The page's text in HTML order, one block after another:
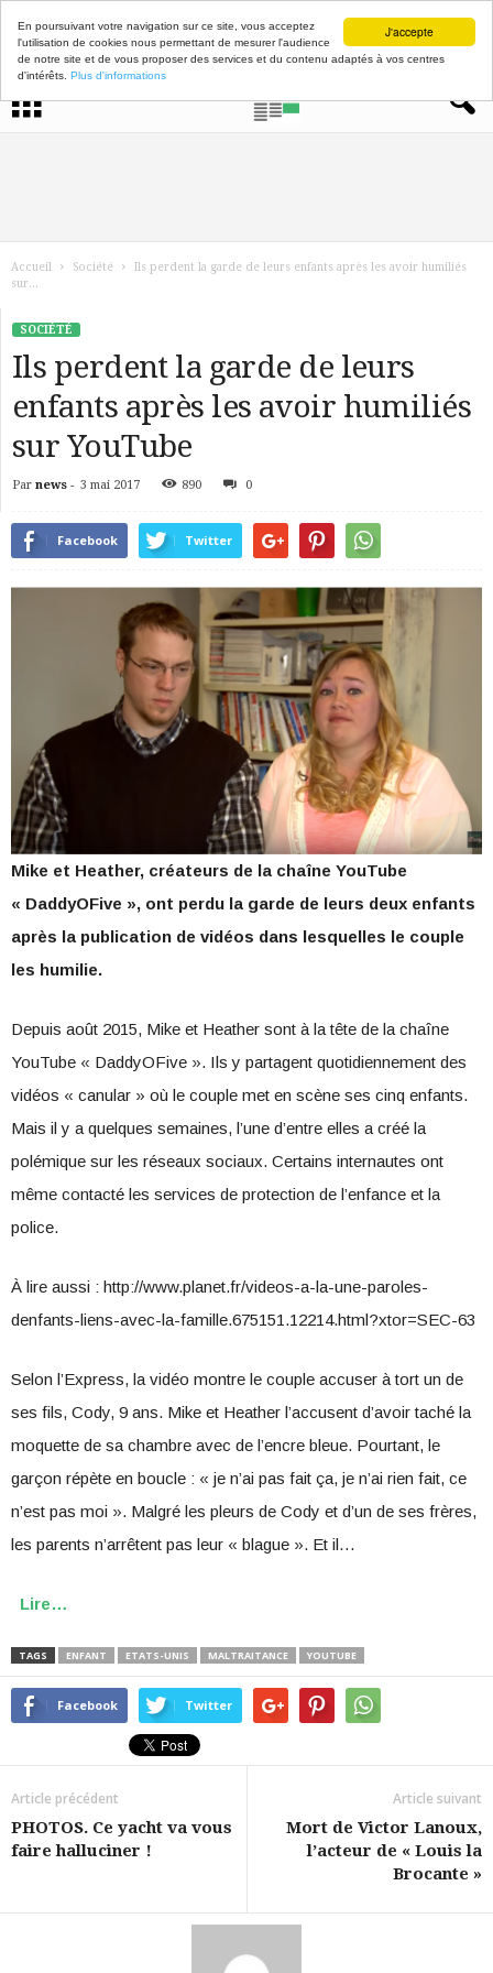
J'accepte
En poursuivant votre navigation sur ce site, vous acceptez
l'utilisation de cookies nous permettant de mesurer l'audience
de notre site et de vous proposer des services et du contenu adaptés à vos centres
d'intérêts. Plus d'informations
Accueil Société
Ils perdent la garde de leurs enfants après les avoir humiliés
sur...
SOCIÉTÉ
Ils perdent la garde de leurs
enfants après les avoir humiliés
sur YouTube
Par news - 3 mai 2017 890 0
Facebook Twitter
Mike et Heather, créateurs de la chaîne YouTube
« DaddyOFive », ont perdu la garde de leurs deux enfants
après la publication de vidéos dans lesquelles le couple
les humilie.
Depuis août 2015, Mike et Heather sont à la tête de la chaîne
YouTube « DaddyOFive ». Ils y partagent quotidiennement des
vidéos « canular » où le couple met en scène ses cinq enfants.
Mais il y a quelques semaines, l’une d’entre elles a créé la
polémique sur les réseaux sociaux. Certains internautes ont
même contacté les services de protection de l’enfance et la
police.
À lire aussi : http://www.planet.fr/videos-a-la-une-paroles-
denfants-liens-avec-la-famille.675151.12214.html?xtor=SEC-63
Selon l’Express, la vidéo montre le couple accuser à tort un de
ses fils, Cody, 9 ans. Mike et Heather l’accusent d’avoir taché la
moquette de sa chambre avec de l’encre bleue. Pourtant, le
garçon répète en boucle : « je n’ai pas fait ça, je n’ai rien fait, ce
n’est pas moi ». Malgré les pleurs de Cody et d’un de ses frères,
les parents n’arrêtent pas leur « blague ». Et il…
Lire…
TAGS ENFANT ETATS-UNIS MALTRAITANCE YOUTUBE
Facebook Twitter
Article précédent
PHOTOS. Ce yacht va vous
faire halluciner !
Article suivant
Mort de Victor Lanoux,
l’acteur de « Louis la
Brocante »